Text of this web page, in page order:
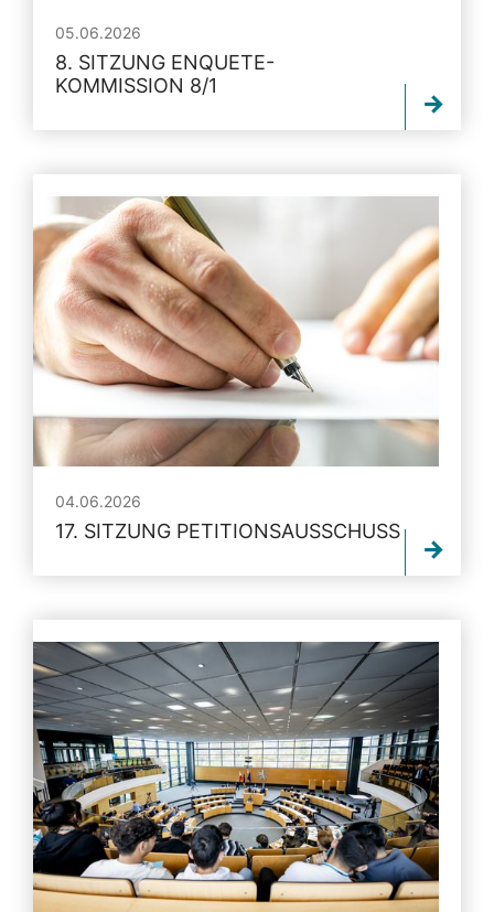
05.06.2026
8. SITZUNG ENQUETE-
KOMMISSION 8/1
04.06.2026
17. SITZUNG PETITIONSAUSSCHUSS